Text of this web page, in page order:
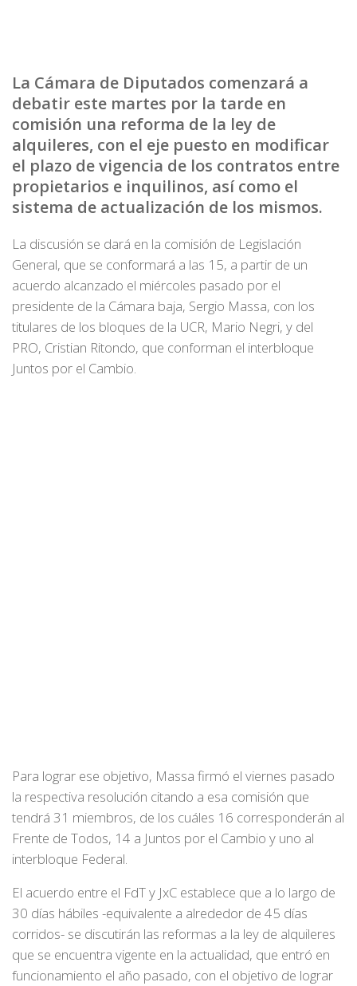
La Cámara de Diputados comenzará a
debatir este martes por la tarde en
comisión una reforma de la ley de
alquileres, con el eje puesto en modificar
el plazo de vigencia de los contratos entre
propietarios e inquilinos, así como el
sistema de actualización de los mismos.
La discusión se dará en la comisión de Legislación
General, que se conformará a las 15, a partir de un
acuerdo alcanzado el miércoles pasado por el
presidente de la Cámara baja, Sergio Massa, con los
titulares de los bloques de la UCR, Mario Negri, y del
PRO, Cristian Ritondo, que conforman el interbloque
Juntos por el Cambio.
Para lograr ese objetivo, Massa firmó el viernes pasado
la respectiva resolución citando a esa comisión que
tendrá 31 miembros, de los cuáles 16 corresponderán al
Frente de Todos, 14 a Juntos por el Cambio y uno al
interbloque Federal.
El acuerdo entre el FdT y JxC establece que a lo largo de
30 días hábiles -equivalente a alrededor de 45 días
corridos- se discutirán las reformas a la ley de alquileres
que se encuentra vigente en la actualidad, que entró en
funcionamiento el año pasado, con el objetivo de lograr